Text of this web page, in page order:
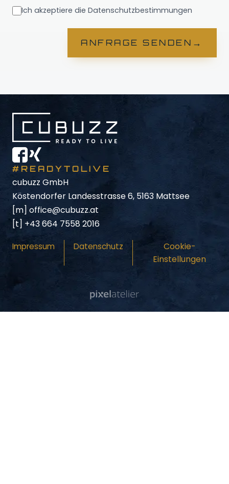
Ich akzeptiere die Datenschutzbestimmungen
ANFRAGE SENDEN →
#READYTOLIVE
cubuzz GmbH
Köstendorfer Landesstrasse 6, 5163 Mattsee
[m] office@cubuzz.at
[t] +43 664 7558 2016
Impressum Datenschutz
Cookie-
Einstellungen